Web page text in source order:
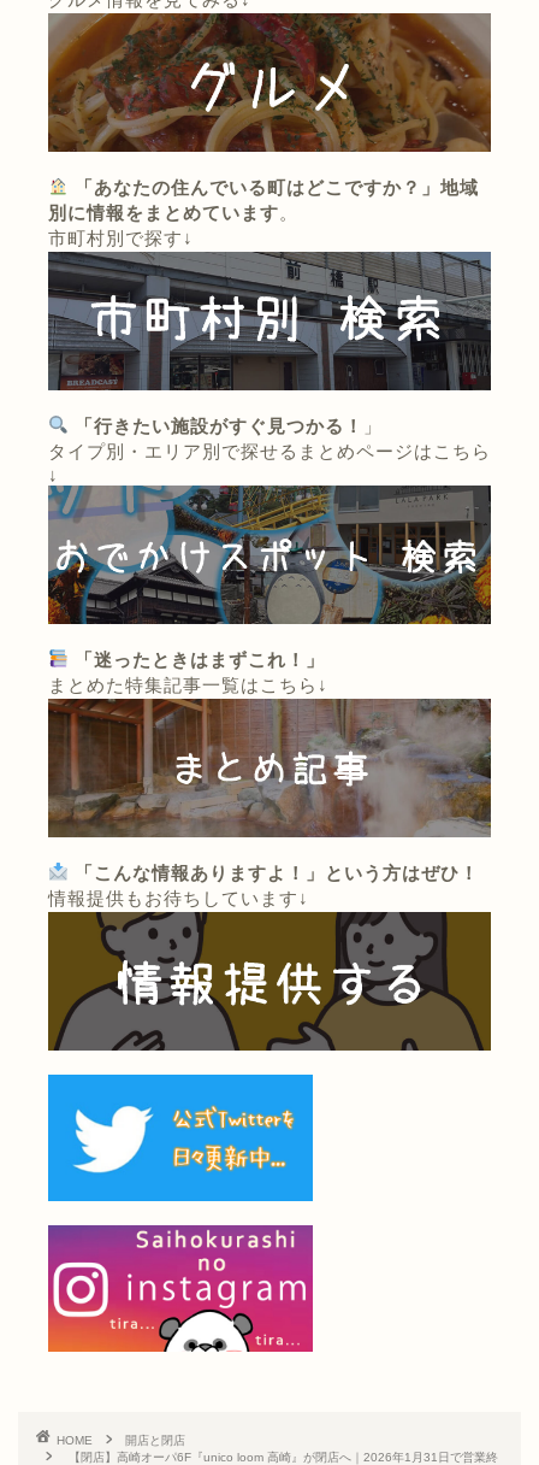
「あなたの住んでいる町はどこですか？」地域
別に情報をまとめています。
市町村別で探す↓
「行きたい施設がすぐ見つかる！
」
タイプ別・エリア別で探せるまとめページはこちら
↓
「迷ったときはまずこれ！」
まとめた特集記事一覧はこちら↓
「こんな情報ありますよ！」という方はぜひ！
情報提供もお待ちしています↓
HOME
開店と閉店
【閉店】高崎オーパ6F『unico loom 高崎』が閉店へ｜2026年1月31日で営業終